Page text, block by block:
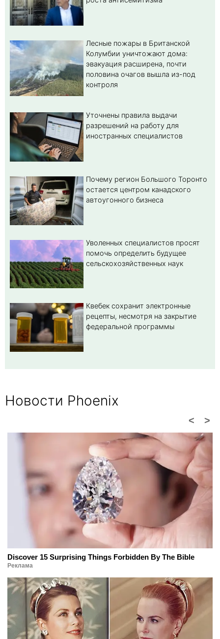
Лесные пожары в Британской
Колумбии уничтожают дома:
эвакуация расширена, почти
половина очагов вышла из-под
контроля
Уточнены правила выдачи
разрешений на работу для
иностранных специалистов
Почему регион Большого Торонто
остается центром канадского
автоугонного бизнеса
Уволенных специалистов просят
помочь определить будущее
сельскохозяйственных наук
Квебек сохранит электронные
рецепты, несмотря на закрытие
федеральной программы
Новости Phoenix
>
<
Discover 15 Surprising Things Forbidden By The Bible
Реклама